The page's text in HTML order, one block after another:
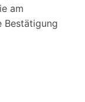
am
Bestätigung